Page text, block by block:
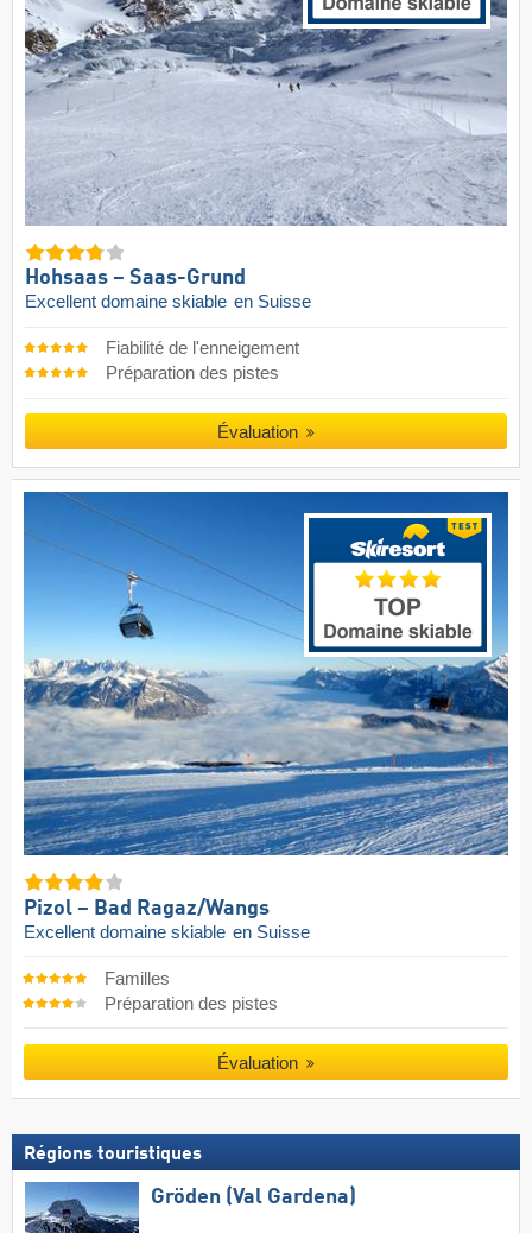
Hohsaas – Saas-Grund
Excellent domaine skiable en Suisse
Fiabilité de l'enneigement
Préparation des pistes
Évaluation
Pizol – Bad Ragaz/​Wangs
Excellent domaine skiable en Suisse
Familles
Préparation des pistes
Évaluation
Régions touristiques
Gröden (Val Gardena)